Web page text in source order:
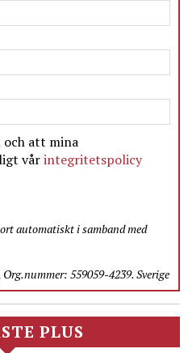
och att mina
vårintegritetspolicy
automatiskt i samband med
559059-4239. Sverige
PLUS